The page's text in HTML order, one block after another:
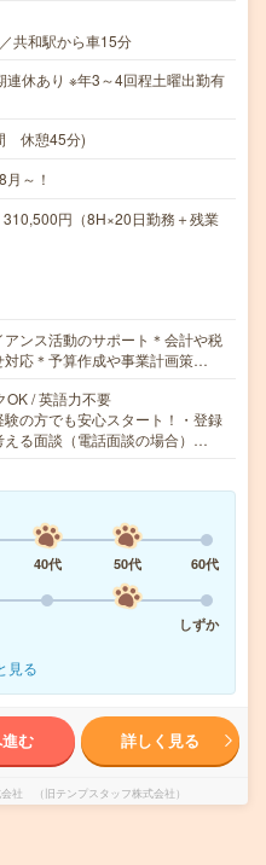
共和駅から車15分
休あり ※年3～4回程土曜出勤有
休憩45分)
～！
円（8H×20日勤務＋残業
ンス活動のサポート＊会計や税
対応＊予算作成や事業計画策…
OK / 英語力不要
験の方でも安心スタート！・登録
える面談（電話面談の場合）…
40代 50代
60代
しずか
見る
む 詳しく見る
社 （旧テンプスタッフ株式会社）